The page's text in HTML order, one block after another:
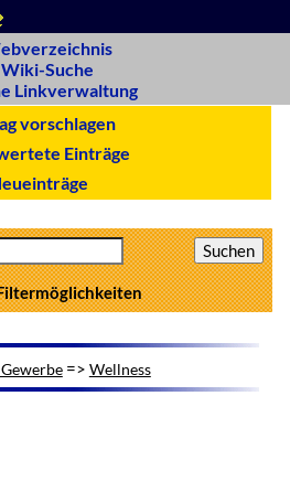
Wiki-Suche
Linkverwaltung
vorschlagen
Einträge
=> Wellness